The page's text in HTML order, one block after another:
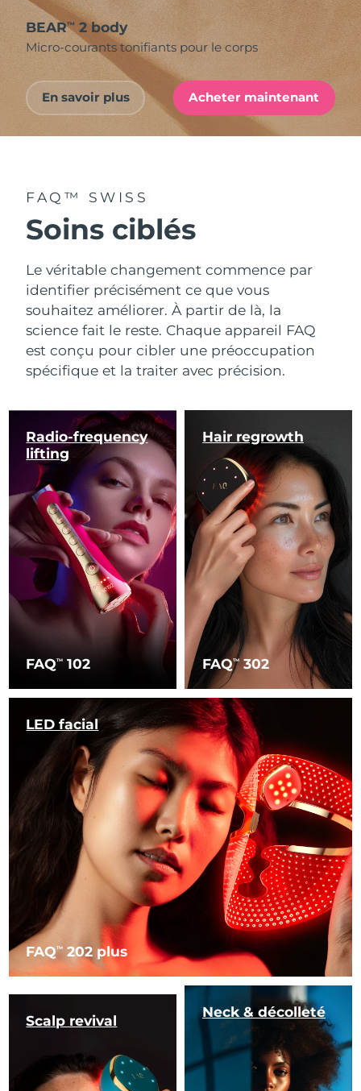
BEAR™ 2 body
Micro-courants tonifiants pour le corps
En savoir plus Acheter maintenant
FAQ™ SWISS
Soins ciblés
Le véritable changement commence par
identifier précisément ce que vous
souhaitez améliorer. À partir de là, la
science fait le reste. Chaque appareil FAQ
est conçu pour cibler une préoccupation
spécifique et la traiter avec précision.
FAQTM 102
Radio-frequency
lifting
FAQTM302
Hair regrowth
FAQTM 202 plus
LED facial
Scalp revival
Neck & décolleté